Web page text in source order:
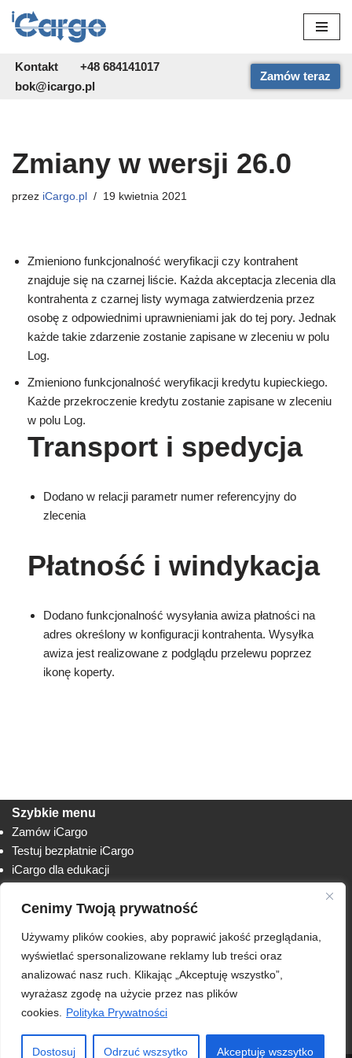
Cenimy Twoją prywatność
Używamy plików cookies, aby poprawić jakość przeglądania,
wyświetlać spersonalizowane reklamy lub treści oraz
analizować nasz ruch. Klikając „Akceptuję wszystko”,
wyrażasz zgodę na użycie przez nas plików
cookies.
Polityka Prywatności
Dostosuj Odrzuć wszsytko Akceptuję wszsytko
do
treści
Kontakt
+48 684141017
bok@icargo.pl
Zamów teraz
Zmiany w wersji 26.0
przez iCargo.pl 19 kwietnia 2021
Zmieniono funkcjonalność weryfikacji czy kontrahent
znajduje się na czarnej liście. Każda akceptacja zlecenia dla
kontrahenta z czarnej listy wymaga zatwierdzenia przez
osobę z odpowiednimi uprawnieniami jak do tej pory. Jednak
każde takie zdarzenie zostanie zapisane w zleceniu w polu
Log.
Zmieniono funkcjonalność weryfikacji kredytu kupieckiego.
Każde przekroczenie kredytu zostanie zapisane w zleceniu
w polu Log.
Transport i spedycja
Dodano w relacji parametr numer referencyjny do
zlecenia
Płatność i windykacja
Dodano funkcjonalność wysyłania awiza płatności na
adres określony w konfiguracji kontrahenta. Wysyłka
awiza jest realizowane z podglądu przelewu poprzez
ikonę koperty.
Szybkie menu
Zamów iCargo
Testuj bezpłatnie iCargo
iCargo dla edukacji
Lista zmian
Techniczne AnyDesk
Polityka prywatności
Regulamin usługi iCargo